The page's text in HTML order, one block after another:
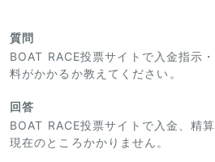
質問
BOAT RACE投票サイトで入金指示
料がかかるか教えてください。
回答
BOAT RACE投票サイトで入金、精
現在のところかかりません。